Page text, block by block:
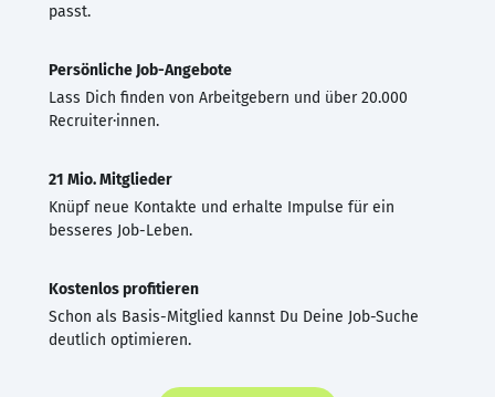
passt.
Persönliche Job-Angebote
Lass Dich finden von Arbeitgebern und über 20.000
Recruiter·innen.
21 Mio. Mitglieder
Knüpf neue Kontakte und erhalte Impulse für ein
besseres Job-Leben.
Kostenlos profitieren
Schon als Basis-Mitglied kannst Du Deine Job-Suche
deutlich optimieren.